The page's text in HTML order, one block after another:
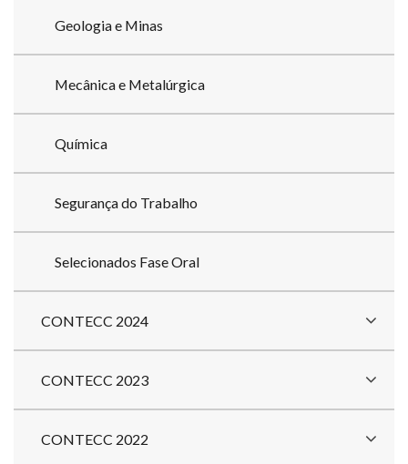
Geologia e Minas
Mecânica e Metalúrgica
Química
Segurança do Trabalho
Selecionados Fase Oral
CONTECC 2024
CONTECC 2023
CONTECC 2022